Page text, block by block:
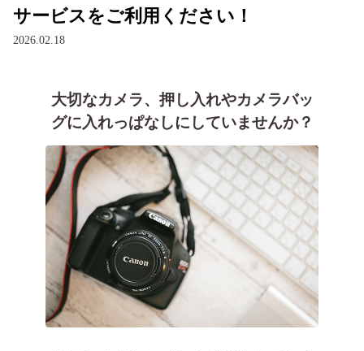
サービスをご利用ください！
2026.02.18
大切なカメラ、押し入れやカメラバッ
グに入れっぱなしにしていませんか？